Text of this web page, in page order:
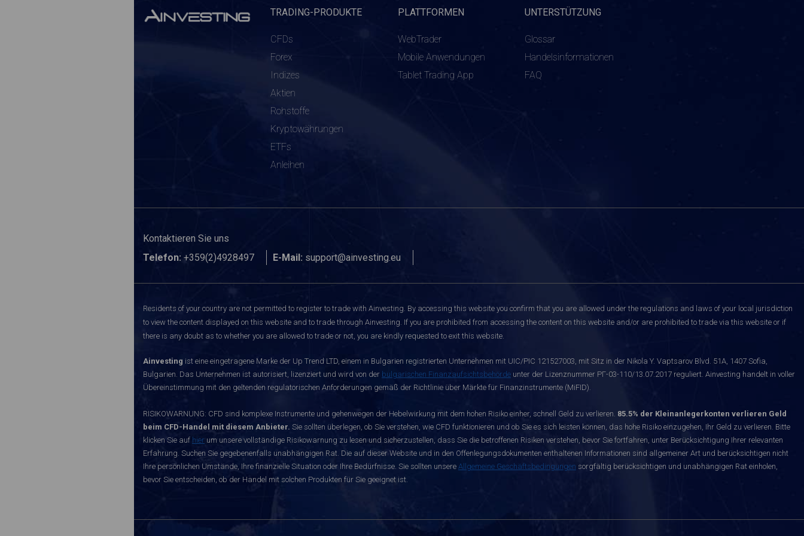
TRADING-PRODUKTE
CFDs
Forex
Indizes
Aktien
Rohstoffe
Kryptowährungen
ETFs
Anleihen
PLATTFORMEN
WebTrader
Mobile Anwendungen
Tablet Trading App
UNTERSTÜTZUNG
Glossar
Handelsinformationen
FAQ
Kontaktieren Sie uns
Telefon: +359(2)4928497 E-Mail: support@ainvesting.eu
Residents of your country are not permitted to register to trade with Ainvesting. By accessing this website you confirm that you are allowed under the regulations and laws of your local jurisdiction
to view the content displayed on this website and to trade through Ainvesting. If you are prohibited from accessing the content on this website and/or are prohibited to trade via this website or if
there is any doubt as to whether you are allowed to trade or not, you are kindly requested to exit this website.
Ainvesting ist eine eingetragene Marke der Up Trend LTD, einem in Bulgarien registrierten Unternehmen mit UIC/PIC 121527003, mit Sitz in der Nikola Y. Vaptsarov Blvd. 51A, 1407 Sofia,
Bulgarien. Das Unternehmen ist autorisiert, lizenziert und wird von der bulgarischen Finanzaufsichtsbehörde unter der Lizenznummer РГ-03-110/13.07.2017 reguliert. Ainvesting handelt in voller
Übereinstimmung mit den geltenden regulatorischen Anforderungen gemäß der Richtlinie über Märkte für Finanzinstrumente (MiFID).
RISIKOWARNUNG: CFD sind komplexe Instrumente und gehenwegen der Hebelwirkung mit dem hohen Risiko einher, schnell Geld zu verlieren. 85.5% der Kleinanlegerkonten verlieren Geld
beim CFD-Handel mit diesem Anbieter. Sie sollten überlegen, ob Sie verstehen, wie CFD funktionieren und ob Sie es sich leisten können, das hohe Risiko einzugehen, Ihr Geld zu verlieren. Bitte
klicken Sie auf hier um unsere vollständige Risikowarnung zu lesen und sicherzustellen, dass Sie die betroffenen Risiken verstehen, bevor Sie fortfahren, unter Berücksichtigung Ihrer relevanten
Erfahrung. Suchen Sie gegebenenfalls unabhängigen Rat. Die auf dieser Website und in den Offenlegungsdokumenten enthaltenen Informationen sind allgemeiner Art und berücksichtigen nicht
Ihre persönlichen Umstände, Ihre finanzielle Situation oder Ihre Bedürfnisse. Sie sollten unsere Allgemeine Geschäftsbedingungen sorgfältig berücksichtigen und unabhängigen Rat einholen,
bevor Sie entscheiden, ob der Handel mit solchen Produkten für Sie geeignet ist.